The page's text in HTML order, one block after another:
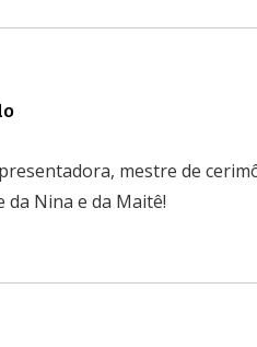
mestre de
Nina e da Maitê!